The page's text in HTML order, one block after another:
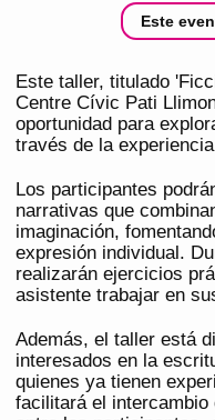
Este
Este taller, titulado
Centre Cívic Pati
oportunidad para
través de la
Los participantes
narrativas que
imaginación,
expresión individual.
realizarán ejercicios
asistente trabajar en
Además, el taller está
interesados en la
quienes ya tienen
facilitará el